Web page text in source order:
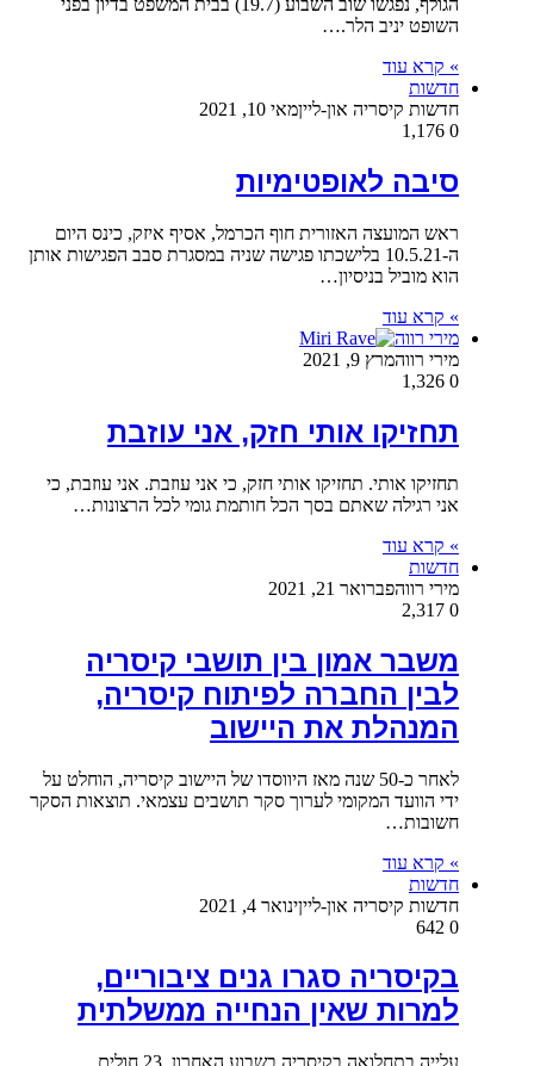
הגולף, נפגשו שוב השבוע (19.7) בבית המשפט בדיון בפני
השופט יניב הלר.…
» קרא עוד
חדשות
חדשות קיסריה און-לייןמאי 10, 2021
0
סיבה לאופטימיות
ראש המועצה האזורית חוף הכרמל, אסיף איזק, כינס היום
ה-10.5.21 בלישכתו פגישה שניה במסגרת סבב הפגישות אותן
הוא מוביל בניסיון…
» קרא עוד
מירי רווה
מירי רווהמרץ 9, 2021
0
תחזיקו אותי חזק, אני עוזבת
תחזיקו אותי. תחזיקו אותי חזק, כי אני עוזבת. אני עוזבת, כי
אני רגילה שאתם בסך הכל חותמת גומי לכל הרצונות…
» קרא עוד
חדשות
מירי רווהפברואר 21, 2021
0
משבר אמון בין תושבי קיסריה
לבין החברה לפיתוח קיסריה,
המנהלת את היישוב
לאחר כ-50 שנה מאז היווסדו של היישוב קיסריה, הוחלט על
ידי הוועד המקומי לערוך סקר תושבים עצמאי. תוצאות הסקר
חשובות…
» קרא עוד
חדשות
חדשות קיסריה און-לייןינואר 4, 2021
0
בקיסריה סגרו גנים ציבוריים,
למרות שאין הנחייה ממשלתית